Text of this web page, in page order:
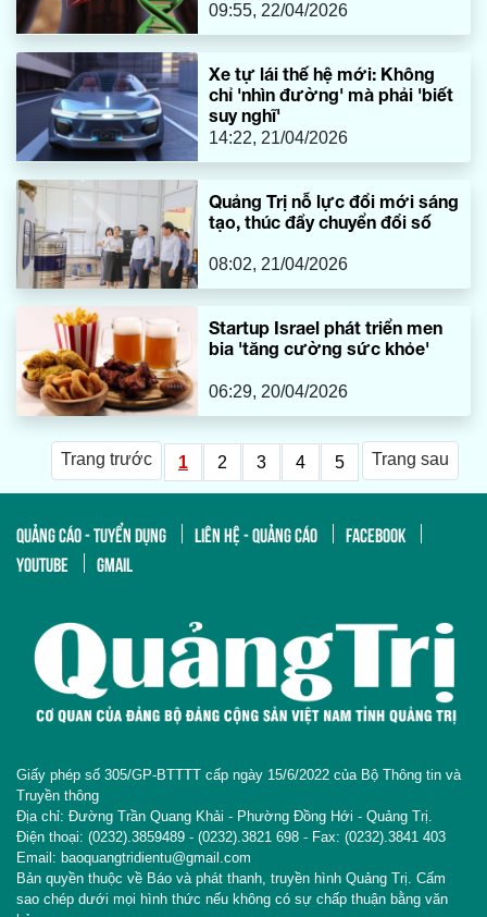
09:55, 22/04/2026
Xe tự lái thế hệ mới: Không
chỉ 'nhìn đường' mà phải 'biết
suy nghĩ'
14:22, 21/04/2026
Quảng Trị nỗ lực đổi mới sáng
tạo, thúc đẩy chuyển đổi số
08:02, 21/04/2026
Startup Israel phát triển men
bia 'tăng cường sức khỏe'
06:29, 20/04/2026
Trang trước 1 2 3 4 5 Trang sau
QUẢNG CÁO - TUYỂN DỤNG LIÊN HỆ - QUẢNG CÁO
FACEBOOK
YOUTUBE
GMAIL
Giấy phép số 305/GP-BTTTT cấp ngày 15/6/2022 của Bộ Thông tin và
Truyền thông
Địa chỉ: Đường Trần Quang Khải - Phường Đồng Hới - Quảng Trị.
Điện thoại: (0232).3859489 - (0232).3821 698 - Fax: (0232).3841 403
Email: baoquangtridientu@gmail.com
Bản quyền thuộc về Báo và phát thanh, truyền hình Quảng Trị. Cấm
sao chép dưới mọi hình thức nếu không có sự chấp thuận bằng văn